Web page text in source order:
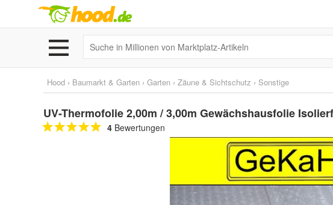
Hood › Baumarkt & Garten › Garten › Zäune & Sichtschutz › Sonstige
UV-Thermofolie 2,00m / 3,00m Gewächshausfolie
4 Bewertungen